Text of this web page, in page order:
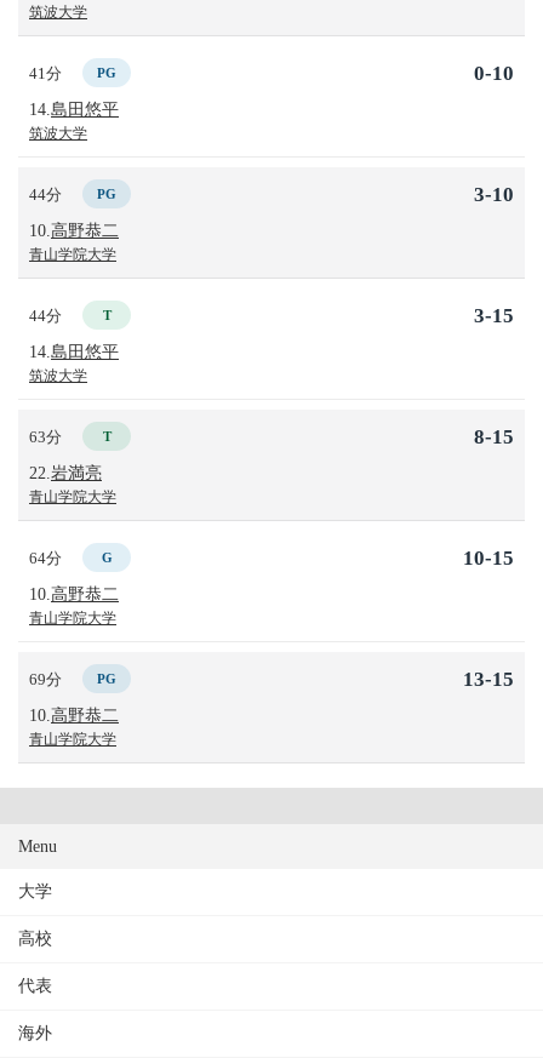
筑波大学
41分 PG
14. 島田悠平
筑波大学
0-10
44分 PG
10. 高野恭二
青山学院大学
3-10
44分 T
14. 島田悠平
筑波大学
3-15
63分 T
22. 岩満亮
青山学院大学
8-15
64分 G
10. 高野恭二
青山学院大学
10-15
69分 PG
10. 高野恭二
青山学院大学
13-15
Menu
大学
高校
代表
海外